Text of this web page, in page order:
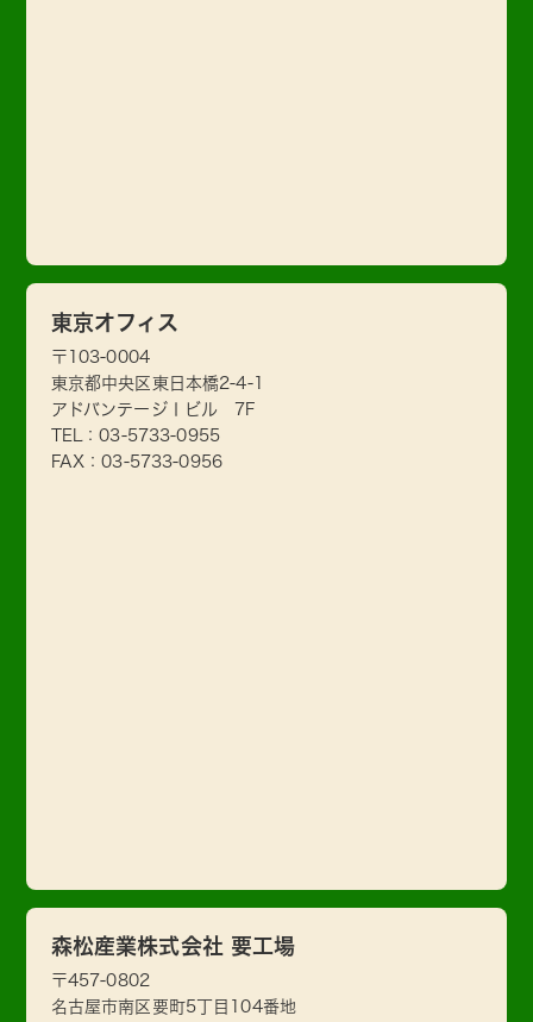
東京オフィス
〒103-0004
東京都中央区東日本橋2-4-1
アドバンテージⅠビル 7F
TEL：03-5733-0955
FAX：03-5733-0956
森松産業株式会社 要工場
〒457-0802
名古屋市南区要町5丁目104番地